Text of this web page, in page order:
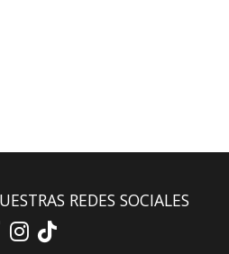
REDES SOCIALES